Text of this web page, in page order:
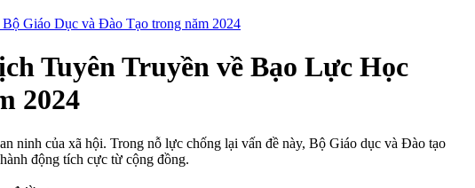
Giáo Dục và Đào Tạo trong năm 2024
Tuyên Truyền về Bạo Lực Học
2024
ninh của xã hội. Trong nỗ lực chống lại vấn đề này, Bộ Giáo dục và Đào tạo
động tích cực từ cộng đồng.